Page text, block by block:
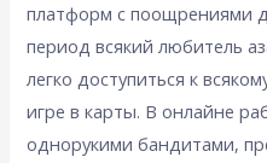
платформ с поощрениями
период всякий любитель
легко доступиться к
игре в карты. В онлайне
однорукими бандитами,